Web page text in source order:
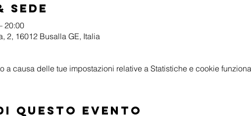
Sede
20:00
2, 16012 Busalla GE, Italia
a causa delle tue impostazioni relative a Statistiche e cookie
questo evento